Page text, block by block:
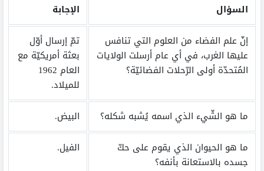
السؤال
الإجابة
إنّ علم الفضاء من العلوم التي تنافس
عليها الغرب، في أي عام أرسلت الولايات
المُتحدّة أولى الرّحلات الفضائيّة؟
تمّ إرسال أوّل
بعثة أمريكيّة مع
العام 1962
للميلاد.
ما هو الشّيء الذي اسمه يُشبه شكله؟
البيض.
ما هو الحيوان الذي يقوم على حكّ
جسده بالاستعانة بأنفه؟
الفيل.